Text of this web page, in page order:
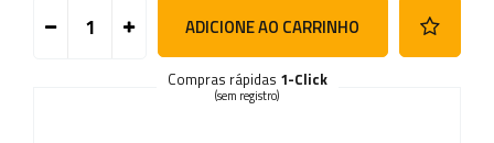
ADICIONE AO CARRINHO
Compras rápidas 1-Click
(sem registro)